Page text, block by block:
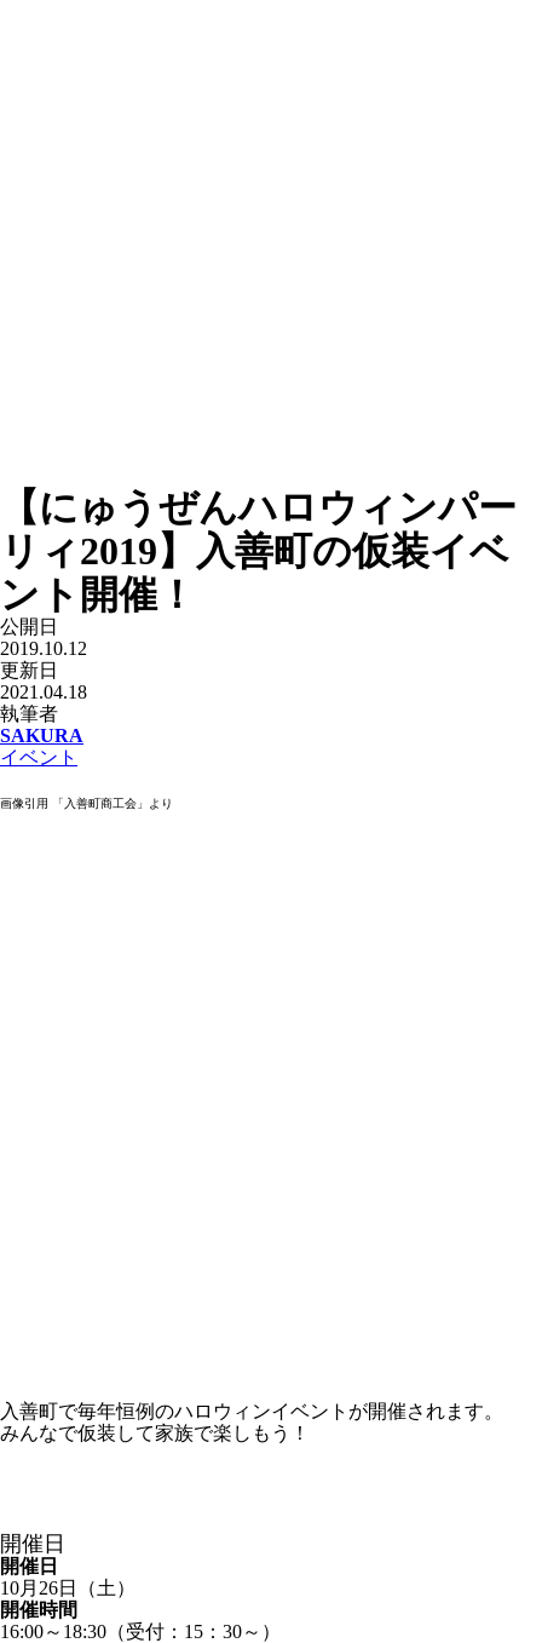
【にゅうぜんハロウィンパー
リィ2019】入善町の仮装イベ
ント開催！
公開日
2019.10.12
更新日
2021.04.18
執筆者
SAKURA
イベント
画像引用 「入善町商工会」より
入善町で毎年恒例のハロウィンイベントが開催されます。
みんなで仮装して家族で楽しもう！
開催日
開催日
10月26日（土）
開催時間
16:00～18:30（受付：15：30～）